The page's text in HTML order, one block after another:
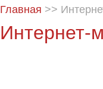
Главная >>
Интернет-